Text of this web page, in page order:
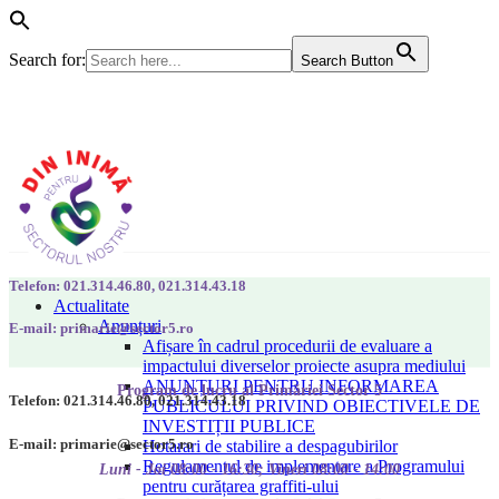
Search for: Search Button
Actualitate
Anunțuri
Afișare în cadrul procedurii de evaluare a
impactului diverselor proiecte asupra mediului
ANUNȚURI PENTRU INFORMAREA
PUBLICULUI PRIVIND OBIECTIVELE DE
INVESTIȚII PUBLICE
Hotarari de stabilire a despagubirilor
Regulamentul de implementare a Programului
pentru curățarea graffiti-ului
Telefon: 021.314.46.80, 021.314.43.18
E-mail: primarie@sector5.ro
Program de lucru al Primăriei Sector 5
Luni - Joi 08:00 - 16:30; Vineri 08:00 - 14:00
Telefon: 021.314.46.80, 021.314.43.18
E-mail: primarie@sector5.ro